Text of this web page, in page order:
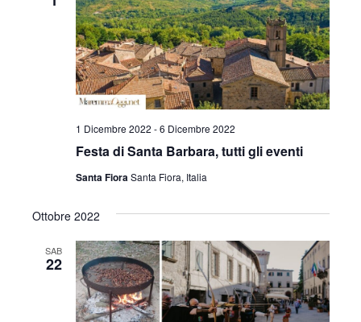
Festa di Santa Barbara, tutti gli eventi
1 Dicembre 2022 -6 Dicembre 2022
Santa FioraSanta Fiora, Italia
Ottobre 2022
SAB
22